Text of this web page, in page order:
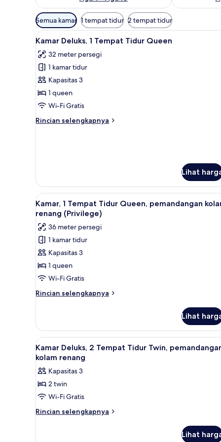
Filter
tersedia
untuk
kamar
Semua kamar 1 tempat tidur 2 tempat tidur
Lihat
semua
foto
untuk
Kamar
Deluks,
1
Tidur
Brankas, meja kerja, ruang
3
Kamar Deluks, 1 Tempat Tidur Queen
32 meter persegi
1 kamar tidur
Kapasitas 3
1 queen
Wi-Fi Gratis
Rincian selengkapnya
Rincian
Tempat
Tidur
Queen
Lihat
Lihat
semua
foto
untuk
Kamar,
1
Tempat
Tidur
Queen,
pemandangan
renang
(Privilege)
Brankas, meja kerja, ruang
3
Kamar, 1 Tempat Tidur Queen, pemandangan
renang (Privilege)
36 meter persegi
1 kamar tidur
Kapasitas 3
1 queen
Wi-Fi Gratis
Rincian selengkapnya
Rincian
Kamar,
Tempat
Tidur
pemandangan
kolam
(Privilege)
Lihat
Lihat
semua
foto
untuk
Kamar
Deluks,
2
Brankas, meja kerja, ruang
2
Kamar Deluks, 2 Tempat Tidur Twin,
kolam renang
Kapasitas 3
2 twin
Wi-Fi Gratis
Rincian selengkapnya
Rincian
Lihat